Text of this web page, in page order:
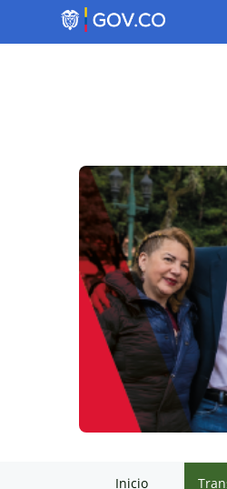
Inicio